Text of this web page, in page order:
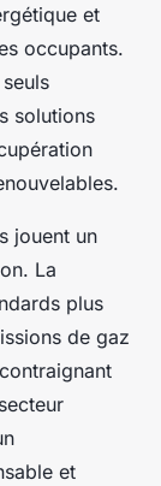
et
occupants.
solutions
jouent un
La
plus
de gaz
et